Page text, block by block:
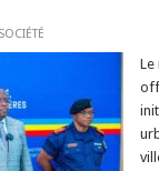
SOCIÉTÉ
Le